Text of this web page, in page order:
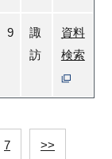
9
諏
訪
資料
検索
7 >>